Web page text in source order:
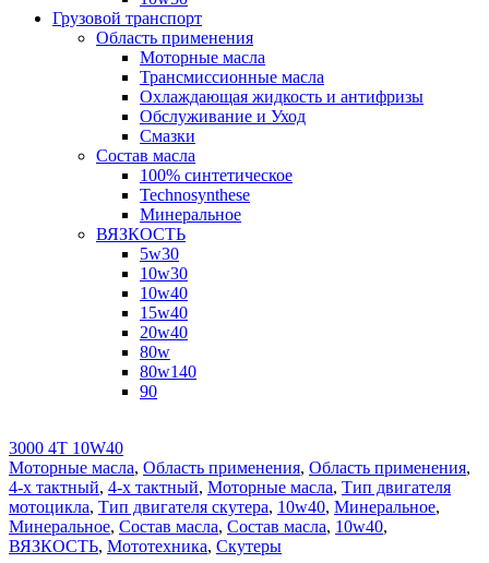
Грузовой транспорт
Область применения
Моторные масла
Трансмиссионные масла
Охлаждающая жидкость и антифризы
Обслуживание и Уход
Смазки
Состав масла
100% синтетическое
Technosynthese
Минеральное
ВЯЗКОСТЬ
5w30
10w30
10w40
15w40
20w40
80w
80w140
90
3000 4T 10W40
Моторные масла, Область применения, Область применения,
4-х тактный, 4-х тактный, Моторные масла, Тип двигателя
мотоцикла, Тип двигателя скутера, 10w40, Минеральное,
Минеральное, Состав масла, Состав масла, 10w40,
ВЯЗКОСТЬ, Мототехника, Скутеры